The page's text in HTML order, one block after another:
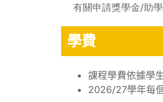
有關申請獎學金/助
學費
課程學費依據學
2026/27學年每